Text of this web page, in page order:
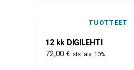
TUOTTEET
12 kk DIGILEHTI
72,00 € sis. alv. 10%